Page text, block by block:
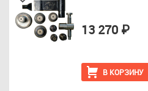
В КОРЗИНУ
13 270 ₽